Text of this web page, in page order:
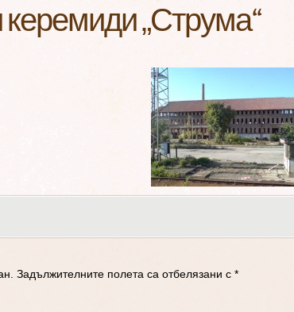
„Струма“
Задължителните полета са отбелязани с *